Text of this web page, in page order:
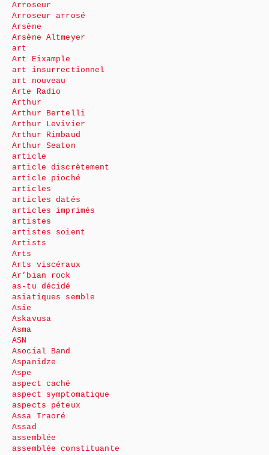
Arroseur
Arroseur arrosé
Arsène
Arsène Altmeyer
art
Art Eixample
art insurrectionnel
art nouveau
Arte Radio
Arthur
Arthur Bertelli
Arthur Levivier
Arthur Rimbaud
Arthur Seaton
article
article discrètement
article pioché
articles
articles datés
articles imprimés
artistes
artistes soient
Artists
Arts
Arts viscéraux
Ar’bian rock
as-tu décidé
asiatiques semble
Asie
Askavusa
Asma
ASN
Asocial Band
Aspanidze
Aspe
aspect caché
aspect symptomatique
aspects péteux
Assa Traoré
Assad
assemblée
assemblée constituante